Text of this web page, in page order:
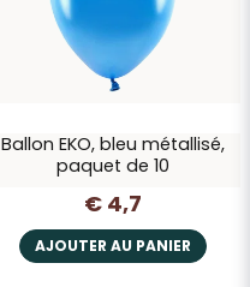
Ballon EKO, bleu métallisé,
paquet de 10
€ 4,7
AJOUTER AU PANIER